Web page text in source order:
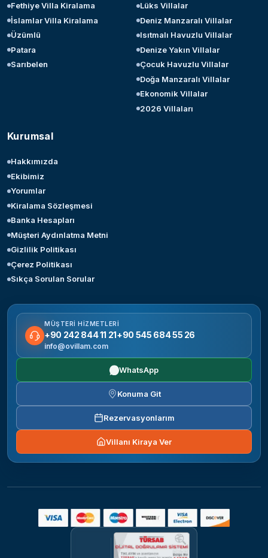
Fethiye Villa Kiralama
İslamlar Villa Kiralama
Üzümlü
Patara
Sarıbelen
Lüks Villalar
Deniz Manzaralı Villalar
Isıtmalı Havuzlu Villalar
Denize Yakın Villalar
Çocuk Havuzlu Villalar
Doğa Manzaralı Villalar
Ekonomik Villalar
2026 Villaları
Kurumsal
Hakkımızda
Ekibimiz
Yorumlar
Kiralama Sözleşmesi
Banka Hesapları
Müşteri Aydınlatma Metni
Gizlilik Politikası
Çerez Politikası
Sıkça Sorulan Sorular
MÜŞTERI HIZMETLERI
+90 242 844 11 21+90 545 684 55 26
info@ovillam.com
WhatsApp
Konuma Git
Rezervasyonlarım
Villanı Kiraya Ver